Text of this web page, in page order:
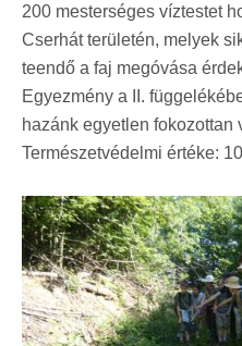
200 mesterséges víztestet
Cserhát területén, melyek
teendő a faj megóvása
Egyezmény a II.
hazánk egyetlen fokozottan
Természetvédelmi értéke: